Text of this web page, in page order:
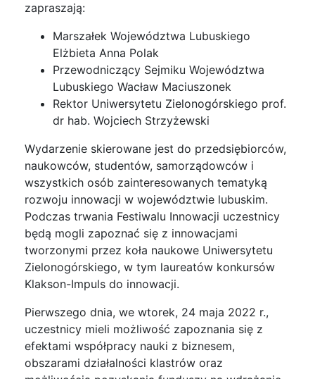
zapraszają:
Marszałek Województwa Lubuskiego
Elżbieta Anna Polak
Przewodniczący Sejmiku Województwa
Lubuskiego Wacław Maciuszonek
Rektor Uniwersytetu Zielonogórskiego prof.
dr hab. Wojciech Strzyżewski
Wydarzenie skierowane jest do przedsiębiorców,
naukowców, studentów, samorządowców i
wszystkich osób zainteresowanych tematyką
rozwoju innowacji w województwie lubuskim.
Podczas trwania Festiwalu Innowacji uczestnicy
będą mogli zapoznać się z innowacjami
tworzonymi przez koła naukowe Uniwersytetu
Zielonogórskiego, w tym laureatów konkursów
Klakson-Impuls do innowacji.
Pierwszego dnia, we wtorek, 24 maja 2022 r.,
uczestnicy mieli możliwość zapoznania się z
efektami współpracy nauki z biznesem,
obszarami działalności klastrów oraz